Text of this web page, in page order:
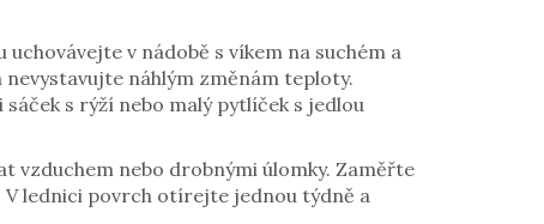
v nádobě s víkem na suchém a
náhlým změnám teploty.
s rýží nebo malý pytlíček s jedlou
vzduchem nebo drobnými úlomky. Zaměřte
V lednici povrch otírejte jednou týdně a